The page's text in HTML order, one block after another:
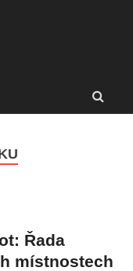
Řada
místnostech